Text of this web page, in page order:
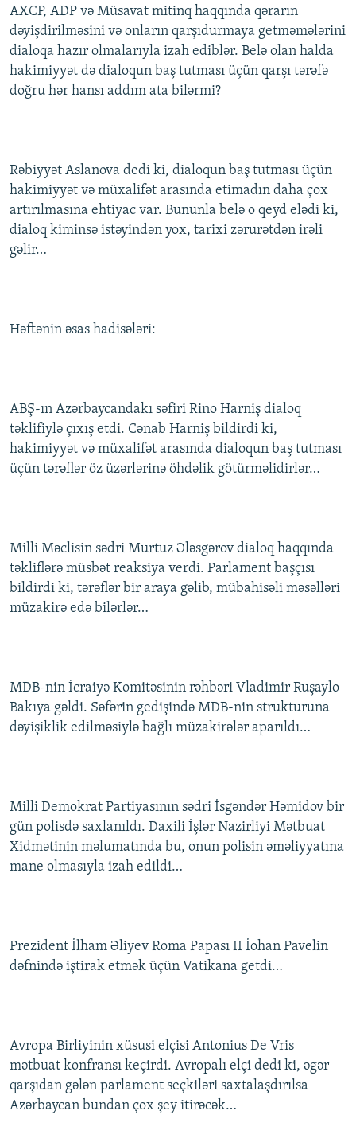
AXCP, ADP və Müsavat mitinq haqqında qərarın
dəyişdirilməsini və onların qarşıdurmaya getməmələrini
dialoqa hazır olmalarıyla izah ediblər. Belə olan halda
hakimiyyət də dialoqun baş tutması üçün qarşı tərəfə
doğru hər hansı addım ata bilərmi?
Rəbiyyət Aslanova dedi ki, dialoqun baş tutması üçün
hakimiyyət və müxalifət arasında etimadın daha çox
artırılmasına ehtiyac var. Bununla belə o qeyd elədi ki,
dialoq kiminsə istəyindən yox, tarixi zərurətdən irəli
gəlir…
Həftənin əsas hadisələri:
ABŞ-ın Azərbaycandakı səfiri Rino Harniş dialoq
təklifiylə çıxış etdi. Cənab Harniş bildirdi ki,
hakimiyyət və müxalifət arasında dialoqun baş tutması
üçün tərəflər öz üzərlərinə öhdəlik götürməlidirlər…
Milli Məclisin sədri Murtuz Ələsgərov dialoq haqqında
təkliflərə müsbət reaksiya verdi. Parlament başçısı
bildirdi ki, tərəflər bir araya gəlib, mübahisəli məsəlləri
müzakirə edə bilərlər…
MDB-nin İcraiyə Komitəsinin rəhbəri Vladimir Ruşaylo
Bakıya gəldi. Səfərin gedişində MDB-nin strukturuna
dəyişiklik edilməsiylə bağlı müzakirələr aparıldı…
Milli Demokrat Partiyasının sədri İsgəndər Həmidov bir
gün polisdə saxlanıldı. Daxili İşlər Nazirliyi Mətbuat
Xidmətinin məlumatında bu, onun polisin əməliyyatına
mane olmasıyla izah edildi…
Prezident İlham Əliyev Roma Papası II İohan Pavelin
dəfnində iştirak etmək üçün Vatikana getdi…
Avropa Birliyinin xüsusi elçisi Antonius De Vris
mətbuat konfransı keçirdi. Avropalı elçi dedi ki, əgər
qarşıdan gələn parlament seçkiləri saxtalaşdırılsa
Azərbaycan bundan çox şey itirəcək…